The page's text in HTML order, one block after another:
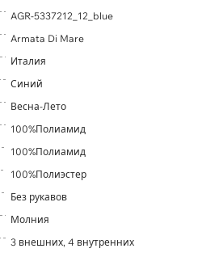
AGR-5337212_12_blue
Armata Di Mare
Италия
Синий
Весна-Лето
100%Полиамид
100%Полиамид
100%Полиэстер
Без рукавов
Молния
3 внешних, 4 внутренних